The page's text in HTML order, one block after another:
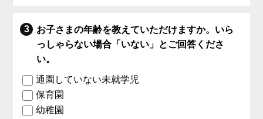
お子さまの年齢を教えていただけますか。いら
っしゃらない場合「いない」とご回答くださ
い。
通園していない未就学児
保育園
幼稚園